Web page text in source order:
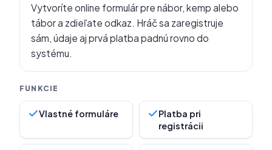
Vytvoríte online formulár pre nábor, kemp alebo
tábor a zdieľate odkaz. Hráč sa zaregistruje
sám, údaje aj prvá platba padnú rovno do
systému.
Vlastné formuláre
Platba pri
registrácii